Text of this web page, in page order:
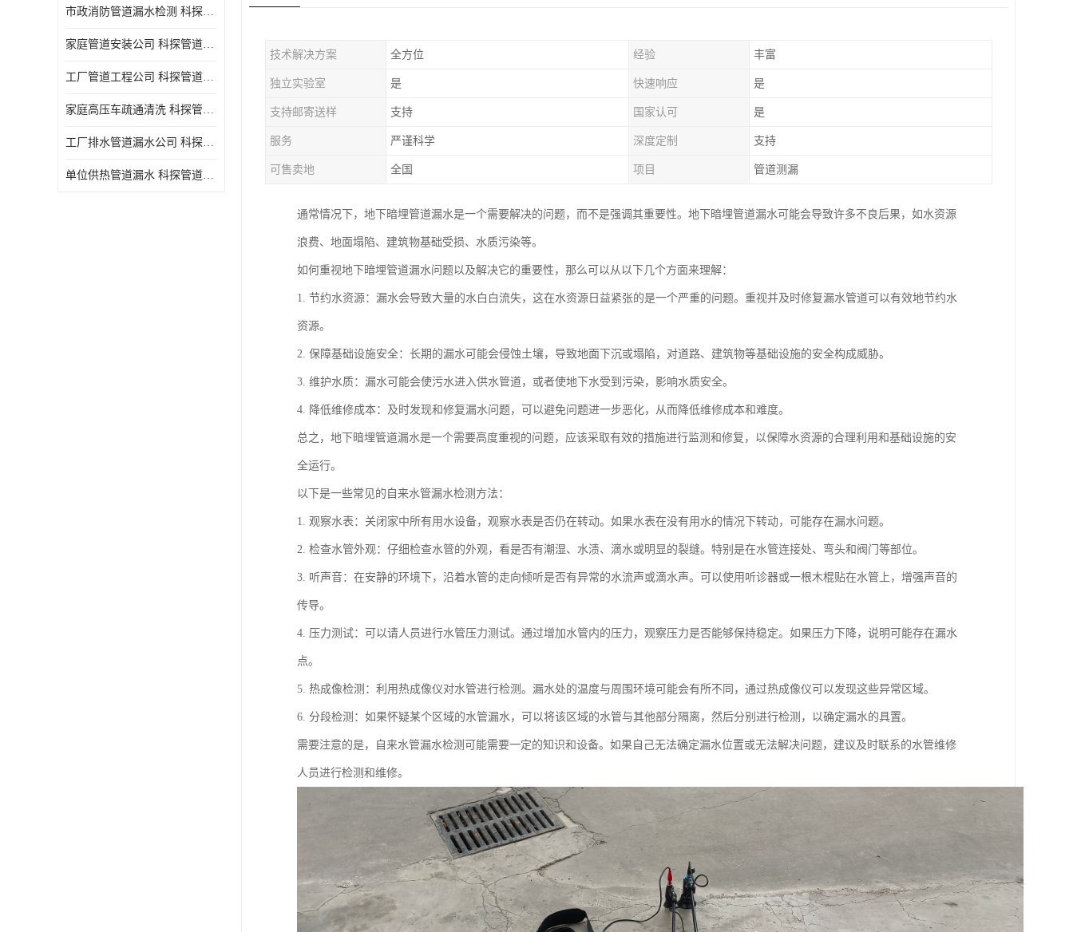
市政消防管道漏水检测 科探管道工程 快速上门
家庭管道安装公司 科探管道工程 团队服务
工厂管道工程公司 科探管道工程 时效快
家庭高压车疏通清洗 科探管道工程 服务周到
工厂排水管道漏水公司 科探管道工程 快速上门
单位供热管道漏水 科探管道工程 设备齐
技术解决方案 全方位 经验 丰富
独立实验室 是 快速响应 是
支持邮寄送样 支持 国家认可 是
服务 严谨科学 深度定制 支持
可售卖地 全国 项目 管道测漏
通常情况下，地下暗埋管道漏水是一个需要解决的问题，而不是强调其重要性。地下暗埋管道漏水可能会导致许多不良后果，如水资源
浪费、地面塌陷、建筑物基础受损、水质污染等。
如何重视地下暗埋管道漏水问题以及解决它的重要性，那么可以从以下几个方面来理解：
1. 节约水资源：漏水会导致大量的水白白流失，这在水资源日益紧张的是一个严重的问题。重视并及时修复漏水管道可以有效地节约水
资源。
2. 保障基础设施安全：长期的漏水可能会侵蚀土壤，导致地面下沉或塌陷，对道路、建筑物等基础设施的安全构成威胁。
3. 维护水质：漏水可能会使污水进入供水管道，或者使地下水受到污染，影响水质安全。
4. 降低维修成本：及时发现和修复漏水问题，可以避免问题进一步恶化，从而降低维修成本和难度。
总之，地下暗埋管道漏水是一个需要高度重视的问题，应该采取有效的措施进行监测和修复，以保障水资源的合理利用和基础设施的安
全运行。
以下是一些常见的自来水管漏水检测方法：
1. 观察水表：关闭家中所有用水设备，观察水表是否仍在转动。如果水表在没有用水的情况下转动，可能存在漏水问题。
2. 检查水管外观：仔细检查水管的外观，看是否有潮湿、水渍、滴水或明显的裂缝。特别是在水管连接处、弯头和阀门等部位。
3. 听声音：在安静的环境下，沿着水管的走向倾听是否有异常的水流声或滴水声。可以使用听诊器或一根木棍贴在水管上，增强声音的
传导。
4. 压力测试：可以请人员进行水管压力测试。通过增加水管内的压力，观察压力是否能够保持稳定。如果压力下降，说明可能存在漏水
点。
5. 热成像检测：利用热成像仪对水管进行检测。漏水处的温度与周围环境可能会有所不同，通过热成像仪可以发现这些异常区域。
6. 分段检测：如果怀疑某个区域的水管漏水，可以将该区域的水管与其他部分隔离，然后分别进行检测，以确定漏水的具置。
需要注意的是，自来水管漏水检测可能需要一定的知识和设备。如果自己无法确定漏水位置或无法解决问题，建议及时联系的水管维修
人员进行检测和维修。